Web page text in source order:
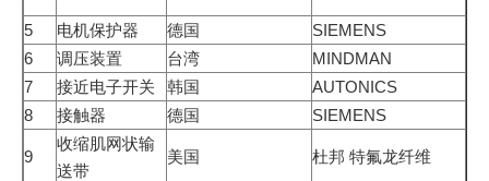
5 电机保护器 德国
SIEMENS
6
调压装置 台湾
MINDMAN
7
接近电子开关 韩国
AUTONICS
8
接触器 德国 SIEMENS
9
收缩肌网状输
送带
美国 杜邦 特氟龙纤维